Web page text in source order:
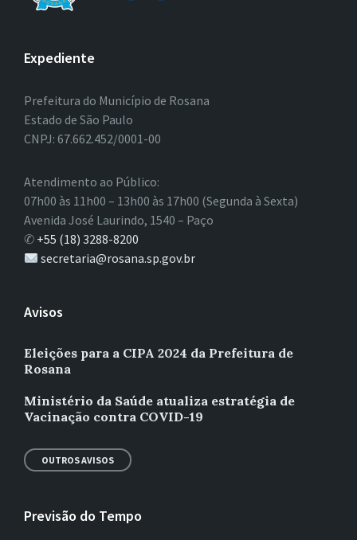
Expediente
Prefeitura do Município de Rosana
Estado de São Paulo
CNPJ: 67.662.452/0001-00
Atendimento ao Público:
07h00 às 11h00 – 13h00 às 17h00 (Segunda à Sexta)
Avenida José Laurindo, 1540 – Paço
✆ +55 (18) 3288-8200
secretaria@rosana.sp.gov.br
Avisos
Eleições para a CIPA 2024 da Prefeitura de
Rosana
Ministério da Saúde atualiza estratégia de
Vacinação contra COVID-19
OUTROS AVISOS
Previsão do Tempo